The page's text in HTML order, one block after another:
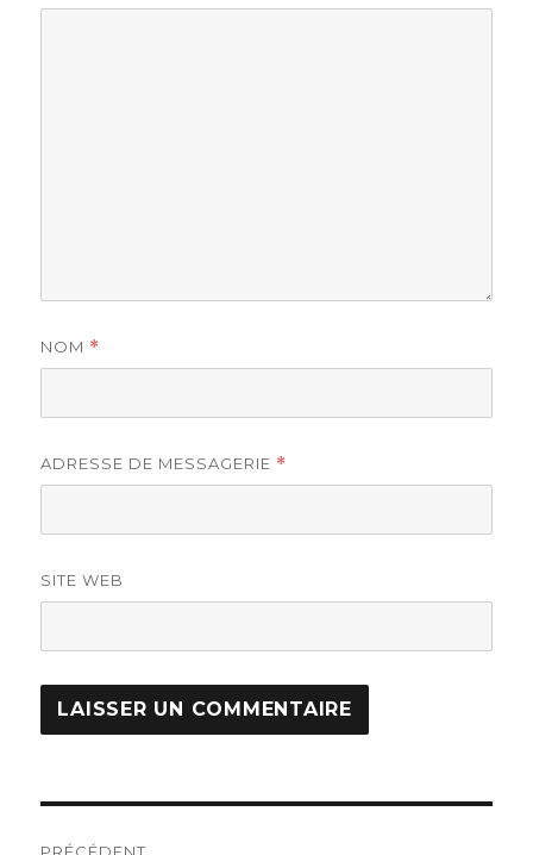
NOM *
ADRESSE DE MESSAGERIE *
SITE WEB
PRÉCÉDENT